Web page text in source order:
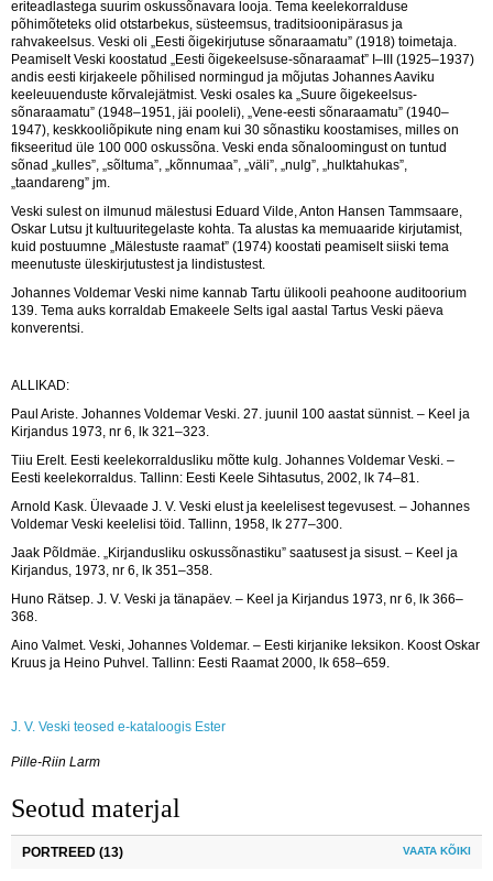
eriteadlastega suurim oskussõnavara looja. Tema keelekorralduse
põhimõteteks olid otstarbekus, süsteemsus, traditsioonipärasus ja
rahvakeelsus. Veski oli „Eesti õigekirjutuse sõnaraamatu” (1918) toimetaja.
Peamiselt Veski koostatud „Eesti õigekeelsuse-sõnaraamat” I–III (1925–1937)
andis eesti kirjakeele põhilised normingud ja mõjutas Johannes Aaviku
keeleuuenduste kõrvalejätmist. Veski osales ka „Suure õigekeelsus-
sõnaraamatu” (1948–1951, jäi pooleli), „Vene-eesti sõnaraamatu” (1940–
1947), keskkooliõpikute ning enam kui 30 sõnastiku koostamises, milles on
fikseeritud üle 100 000 oskussõna. Veski enda sõnaloomingust on tuntud
sõnad „kulles”, „sõltuma”, „kõnnumaa”, „väli”, „nulg”, „hulktahukas”,
„taandareng” jm.
Veski sulest on ilmunud mälestusi Eduard Vilde, Anton Hansen Tammsaare,
Oskar Lutsu jt kultuuritegelaste kohta. Ta alustas ka memuaaride kirjutamist,
kuid postuumne „Mälestuste raamat” (1974) koostati peamiselt siiski tema
meenutuste üleskirjutustest ja lindistustest.
Johannes Voldemar Veski nime kannab Tartu ülikooli peahoone auditoorium
139. Tema auks korraldab Emakeele Selts igal aastal Tartus Veski päeva
konverentsi.
ALLIKAD:
Paul Ariste. Johannes Voldemar Veski. 27. juunil 100 aastat sünnist. – Keel ja
Kirjandus 1973, nr 6, lk 321–323.
Tiiu Erelt. Eesti keelekorraldusliku mõtte kulg. Johannes Voldemar Veski. –
Eesti keelekorraldus. Tallinn: Eesti Keele Sihtasutus, 2002, lk 74–81.
Arnold Kask. Ülevaade J. V. Veski elust ja keelelisest tegevusest. – Johannes
Voldemar Veski keelelisi töid. Tallinn, 1958, lk 277–300.
Jaak Põldmäe. „Kirjandusliku oskussõnastiku” saatusest ja sisust. – Keel ja
Kirjandus, 1973, nr 6, lk 351–358.
Huno Rätsep. J. V. Veski ja tänapäev. – Keel ja Kirjandus 1973, nr 6, lk 366–
368.
Aino Valmet. Veski, Johannes Voldemar. – Eesti kirjanike leksikon. Koost Oskar
Kruus ja Heino Puhvel. Tallinn: Eesti Raamat 2000, lk 658–659.
J. V. Veski teosed e-kataloogis Ester
Pille-Riin Larm
Seotud materjal
PORTREED (13) VAATA KÕIKI